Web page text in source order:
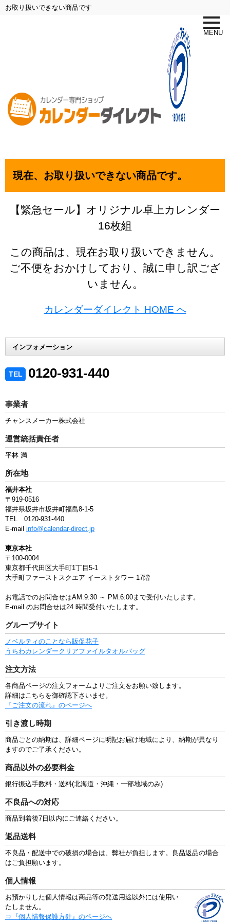
お取り扱いできない商品です
toggle
MENU
現在、お取り扱いできない商品です。
【緊急セール】オリジナル卓上カレンダー
16枚組
この商品は、現在お取り扱いできません。
ご不便をおかけしており、誠に申し訳ござ
いません。
カレンダーダイレクト HOME へ
インフォメーション
TEL 0120-931-440
事業者
チャンスメーカー株式会社
運営統括責任者
平林 満
所在地
福井本社
〒919-0516
福井県坂井市坂井町福島8-1-5
TEL 0120-931-440
E-mail info@calendar-direct.jp
東京本社
〒100-0004
東京都千代田区大手町1丁目5-1
大手町ファーストスクエア イーストタワー 17階
お電話でのお問合せはAM.9:30 ～ PM.6:00まで受付いたします。
E-mail のお問合せは24 時間受付いたします。
グループサイト
ノベルティのことなら販促花子
うちわカレンダークリアファイルタオルバッグ
注文方法
各商品ページの注文フォームよりご注文をお願い致します。
詳細はこちらを御確認下さいませ。
『ご注文の流れ』のページへ
引き渡し時期
商品ごとの納期は、詳細ページに明記お届け地域により、納期が異なり
ますのでご了承ください。
商品以外の必要料金
銀行振込手数料・送料(北海道・沖縄・一部地域のみ)
不良品への対応
商品到着後7日以内にご連絡ください。
返品送料
不良品・配送中での破損の場合は、弊社が負担します。良品返品の場合
はご負担願います。
個人情報
お預かりした個人情報は商品等の発送用途以外には使用い
たしません。
⇒『個人情報保護方針』のページへ